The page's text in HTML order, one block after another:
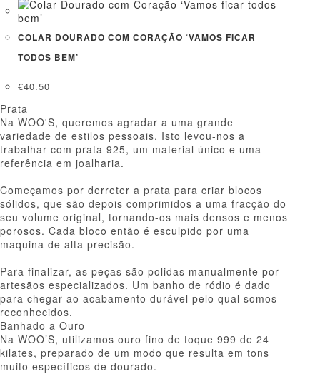
COLAR DOURADO COM CORAÇÃO ‘VAMOS FICAR
TODOS BEM’
€40.50
Prata
Na WOO'S, queremos agradar a uma grande
variedade de estilos pessoais. Isto levou-nos a
trabalhar com prata 925, um material único e uma
referência em joalharia.
Começamos por derreter a prata para criar blocos
sólidos, que são depois comprimidos a uma fracção do
seu volume original, tornando-os mais densos e menos
porosos. Cada bloco então é esculpido por uma
maquina de alta precisão.
Para finalizar, as peças são polidas manualmente por
artesãos especializados. Um banho de ródio é dado
para chegar ao acabamento durável pelo qual somos
reconhecidos.
Banhado a Ouro
Na WOO’S, utilizamos ouro fino de toque 999 de 24
kilates, preparado de um modo que resulta em tons
muito específicos de dourado.